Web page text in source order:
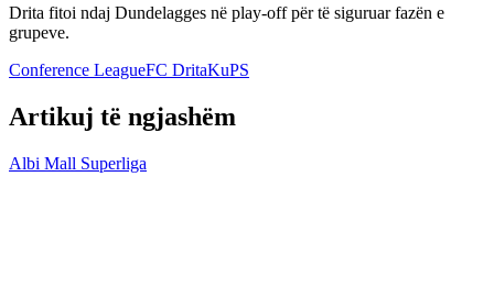
Drita fitoi ndaj Dundelagges në play-off për të siguruar fazën e
grupeve.
Conference LeagueFC DritaKuPS
Artikuj të ngjashëm
Albi Mall Superliga